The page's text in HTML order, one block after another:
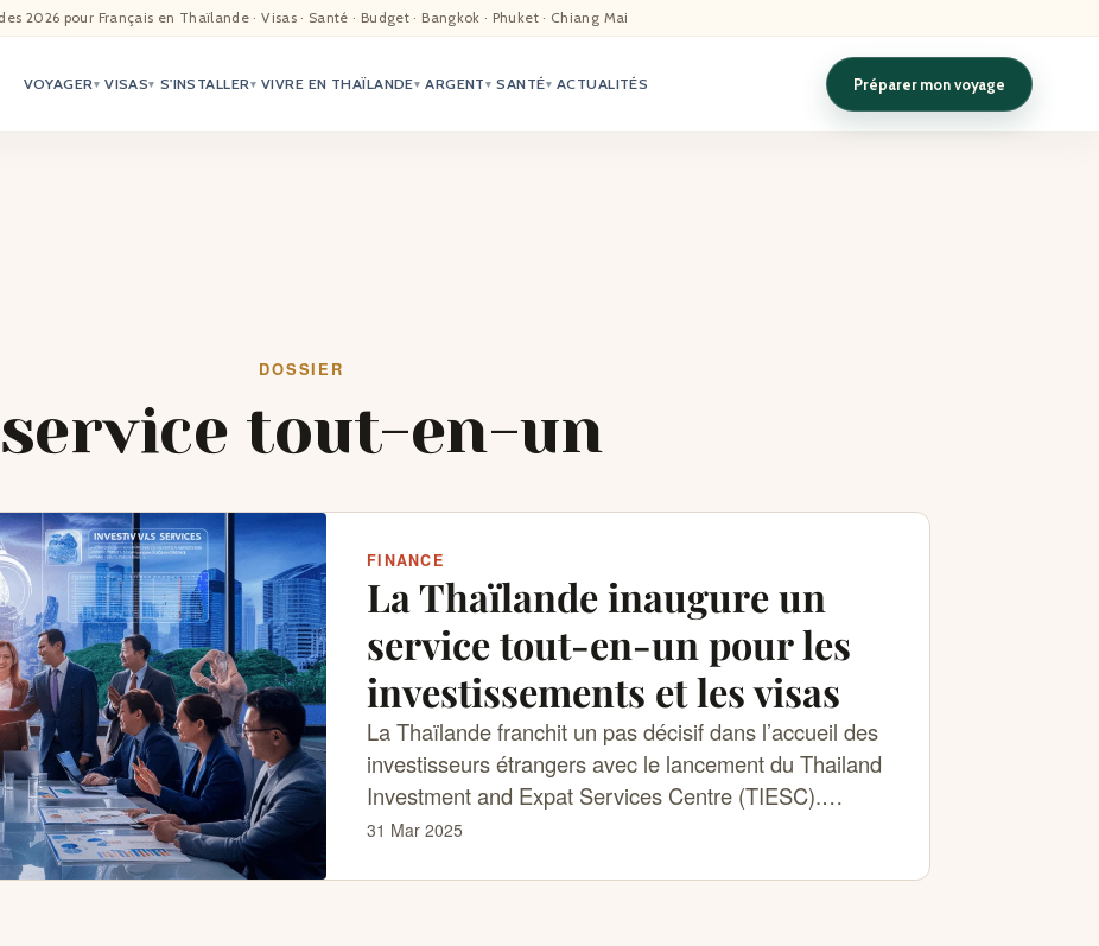
2026 pour Français en Thaïlande · Visas · Santé · Budget · Bangkok · Phuket · Chiang Mai
VOYAGER▾ VISAS▾ S'INSTALLER▾ VIVRE EN THAÏLANDE▾ ARGENT ▾ SANTÉ▾ ACTUALITÉS Préparer mon voyage
ACTUALITÉ
CONTACTS
DOSSIER
service tout-en-un
FINANCE
La Thaïlande inaugure un
service tout-en-un pour les
investissements et les visas
La Thaïlande franchit un pas décisif dans l’accueil des
investisseurs étrangers avec le lancement du Thailand
Investment and Expat Services Centre (TIESC).…
31 Mar 2025